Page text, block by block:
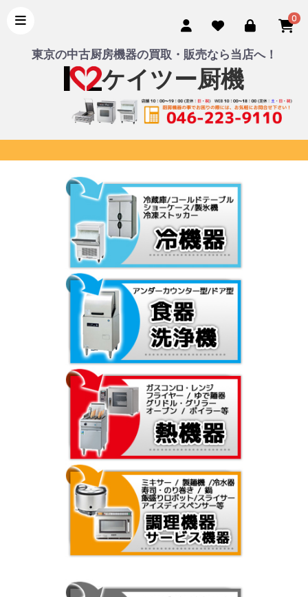
0
東京の中古厨房機器の買取・販売なら当店へ！
ケイツー厨機